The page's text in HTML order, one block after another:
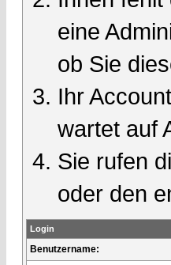
eine
ob Sie
Ihr
wartet auf
Sie rufen
oder den
Login
Benutzername: